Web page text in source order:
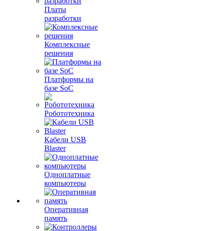
Платы
разработки
Комплексные
решения
Платформы на
базе SoC
Робототехника
Кабели USB
Blaster
Одноплатные
компьютеры
Оперативная
память